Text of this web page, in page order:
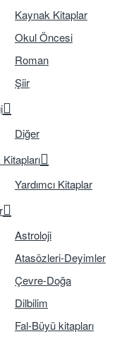
Kaynak Kitaplar
Okul Öncesi
Roman
Şiir
Diğer
Yardımcı Kitaplar
Astroloji
Atasözleri-Deyimler
Çevre-Doğa
Dilbilim
Fal-Büyü kitapları